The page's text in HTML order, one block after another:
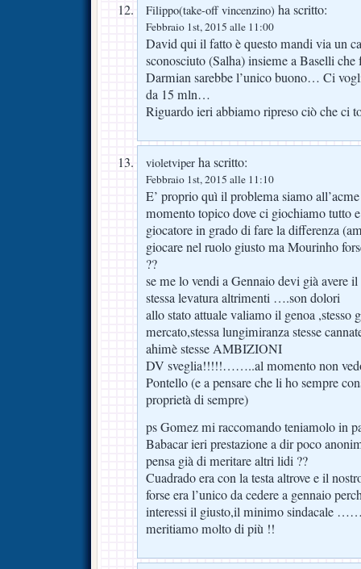
Filippo(take-off vincenzino) ha scritto:
Febbraio 1st, 2015 alle 11:00
David qui il fatto è questo mandi via un
sconosciuto (Salha) insieme a Baselli
Darmian sarebbe l’unico buono… Ci
da 15 mln…
Riguardo ieri abbiamo ripreso ciò che ci
violetviper ha scritto:
Febbraio 1st, 2015 alle 11:10
E’ proprio quì il problema siamo
momento topico dove ci giochiamo tutto
giocatore in grado di fare la differenza
giocare nel ruolo giusto ma Mourinho
??
se me lo vendi a Gennaio devi già avere
stessa levatura altrimenti ….son dolori
allo stato attuale valiamo il genoa ,stesso
mercato,stessa lungimiranza stesse
ahimè stesse AMBIZIONI
DV sveglia!!!!!……..al momento non
Pontello (e a pensare che li ho sempre
proprietà di sempre)
ps Gomez mi raccomando teniamolo in
Babacar ieri prestazione a dir poco
pensa già di meritare altri lidi ??
Cuadrado era con la testa altrove e il
forse era l’unico da cedere a gennaio
interessi il giusto,il minimo sindacale
meritiamo molto di più !!